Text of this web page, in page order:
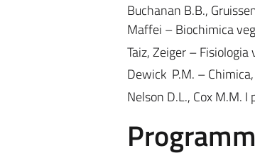
Buchanan B.B.,
Maffei – Biochimica
Taiz, Zeiger –
Dewick P.M. –
Nelson D.L., Cox M.M.